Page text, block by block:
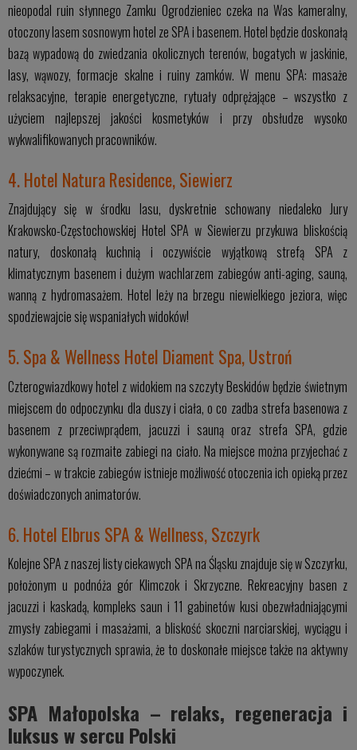
nieopodal ruin słynnego Zamku Ogrodzieniec czeka na Was kameralny,
otoczony lasem sosnowym hotel ze SPA i basenem. Hotel będzie doskonałą
bazą wypadową do zwiedzania okolicznych terenów, bogatych w jaskinie,
lasy, wąwozy, formacje skalne i ruiny zamków. W menu SPA: masaże
relaksacyjne, terapie energetyczne, rytuały odprężające – wszystko z
użyciem najlepszej jakości kosmetyków i przy obsłudze wysoko
wykwalifikowanych pracowników.
4. Hotel Natura Residence, Siewierz
Znajdujący się w środku lasu, dyskretnie schowany niedaleko Jury
Krakowsko-Częstochowskiej Hotel SPA w Siewierzu przykuwa bliskością
natury, doskonałą kuchnią i oczywiście wyjątkową strefą SPA z
klimatycznym basenem i dużym wachlarzem zabiegów anti-aging, sauną,
wanną z hydromasażem. Hotel leży na brzegu niewielkiego jeziora, więc
spodziewajcie się wspaniałych widoków!
5. Spa & Wellness Hotel Diament Spa, Ustroń
Czterogwiazdkowy hotel z widokiem na szczyty Beskidów będzie świetnym
miejscem do odpoczynku dla duszy i ciała, o co zadba strefa basenowa z
basenem z przeciwprądem, jacuzzi i sauną oraz strefa SPA, gdzie
wykonywane są rozmaite zabiegi na ciało. Na miejsce można przyjechać z
dziećmi – w trakcie zabiegów istnieje możliwość otoczenia ich opieką przez
doświadczonych animatorów.
6. Hotel Elbrus SPA & Wellness, Szczyrk
Kolejne SPA z naszej listy ciekawych SPA na Śląsku znajduje się w Szczyrku,
położonym u podnóża gór Klimczok i Skrzyczne. Rekreacyjny basen z
jacuzzi i kaskadą, kompleks saun i 11 gabinetów kusi obezwładniającymi
zmysły zabiegami i masażami, a bliskość skoczni narciarskiej, wyciągu i
szlaków turystycznych sprawia, że to doskonałe miejsce także na aktywny
wypoczynek.
SPA Małopolska – relaks, regeneracja i
luksus w sercu Polski